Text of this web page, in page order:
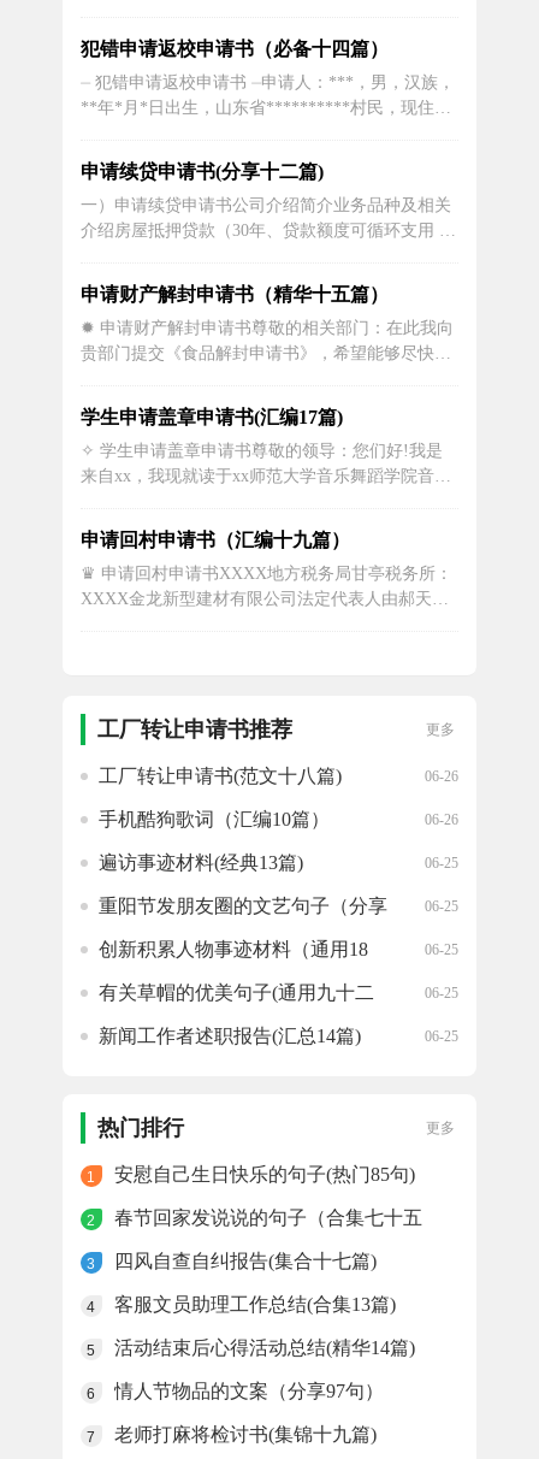
参加联社举办的各类集体活动。工作至今已经有xx
年，现在大堂做前台工作。因颈椎病、关节炎发作
严重，已经不再适合再做大堂前台工作了。特申请
调离大堂前台，请领导同志...
犯错申请返校申请书（必备十四篇）
⏤ 犯错申请返校申请书 ⏤申请人：***，男，汉族，
**年*月*日出生，山东省**********村民，现住
址：惠民县开发区号。请求：请求撤销申请人与被
申请人因借款合同纠纷一案，经惠民县人民法院
（20xx）号《民事裁定书》裁定，申请人不服一审
裁定上诉...
申请续贷申请书(分享十二篇)
一）申请续贷申请书公司介绍简介业务品种及相关
介绍房屋抵押贷款（30年、贷款额度可循环支用 额
贷款）二手房买卖按揭/转按揭贷款（8成30年）车
房质押贷款（央产、分期无本、使用权、全款、分
期、远郊区县均可办理）公司名下产权房抵押贷款
（写字楼、公寓、底商、别...
申请财产解封申请书（精华十五篇）
✹ 申请财产解封申请书尊敬的相关部门：在此我向
贵部门提交《食品解封申请书》，希望能够尽快处
人，我们公司生产的产品因为一些原因被封存，现
在我希望可以解封并重新投放市场。我想说明一下
我们公司的食品产品是符合国家食品安全标准的，
我们一直秉承着“质量第一，顾客至上”...
学生申请盖章申请书(汇编17篇)
✧ 学生申请盖章申请书尊敬的领导：您们好!我是
来自xx，我现就读于xx师范大学音乐舞蹈学院音乐
乐，因为它是世界上最美妙的艺术品，所以我不惜
离开我热爱的家乡不远万里来到河南师范大学音乐
舞蹈学院求学，因为我相信这所美丽的大学能帮助
成就我梦寐以求的音乐梦想。走在...
申请回村申请书（汇编十九篇）
♛ 申请回村申请书XXXX地方税务局甘亭税务所：
XXXX金龙新型建材有限公司法定代表人由郝天云
19日♛ 申请回村申请...
工厂转让申请书推荐 更多
工厂转让申请书(范文十八篇) 06-26
手机酷狗歌词（汇编10篇） 06-26
遍访事迹材料(经典13篇) 06-25
重阳节发朋友圈的文艺句子（分享
06-25
创新积累人物事迹材料（通用18
06-25
有关草帽的优美句子(通用九十二
06-25
新闻工作者述职报告(汇总14篇) 06-25
热门排行 更多
1 安慰自己生日快乐的句子(热门85句)
2
春节回家发说说的句子（合集七十五
3 四风自查自纠报告(集合十七篇)
4 客服文员助理工作总结(合集13篇)
5 活动结束后心得活动总结(精华14篇)
6 情人节物品的文案（分享97句）
7 老师打麻将检讨书(集锦十九篇)